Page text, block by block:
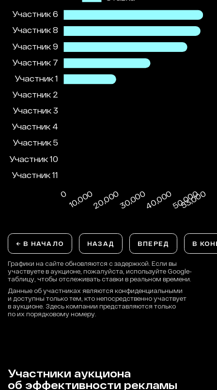
← В НАЧАЛО НАЗАД ВПЕРЕД В
Графики на сайте обновляются с задержкой. Если вы
участвуете в аукционе, пожалуйста, используйте Google-
таблицу, чтобы отслеживать ставки в реальном времени.
Данные об участниках являются конфиденциальными
и доступны только тем, кто непосредственно участвует
в аукционе. Здесь компании представляются только
по их порядковому номеру.
Участники аукциона
об эффективности рекламы